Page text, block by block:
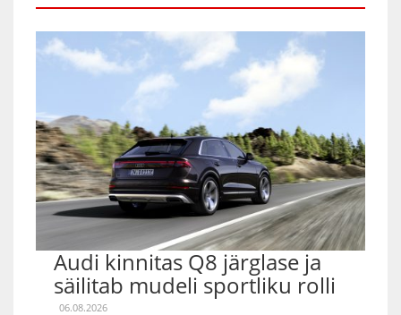
Audi kinnitas Q8 järglase ja
säilitab mudeli sportliku rolli
06.08.2026